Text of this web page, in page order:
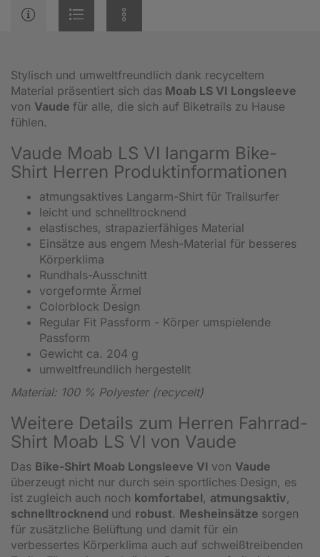
Stylisch und umweltfreundlich dank recyceltem
Material präsentiert sich das Moab LS VI Longsleeve
von Vaude für alle, die sich auf Biketrails zu Hause
fühlen.
Vaude Moab LS VI langarm Bike-
Shirt Herren Produktinformationen
atmungsaktives Langarm-Shirt für Trailsurfer
leicht und schnelltrocknend
elastisches, strapazierfähiges Material
Einsätze aus engem Mesh-Material für besseres
Körperklima
Rundhals-Ausschnitt
vorgeformte Ärmel
Colorblock Design
Regular Fit Passform - Körper umspielende
Passform
Gewicht ca. 204 g
umweltfreundlich hergestellt
Material: 100 % Polyester (recycelt)
Weitere Details zum Herren Fahrrad-
Shirt Moab LS VI von Vaude
Das Bike-Shirt Moab Longsleeve VI von Vaude
überzeugt nicht nur durch sein sportliches Design, es
ist zugleich auch noch komfortabel, atmungsaktiv,
schnelltrocknend und robust. Mesheinsätze sorgen
für zusätzliche Belüftung und damit für ein
verbessertes Körperklima auch auf schweißtreibenden